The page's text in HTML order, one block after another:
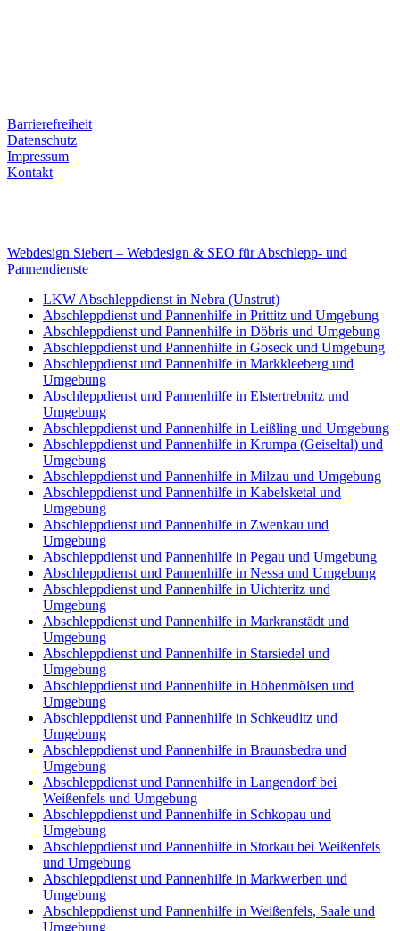
Barrierefreiheit
Datenschutz
Impressum
Kontakt
Webdesign Siebert – Webdesign & SEO für Abschlepp- und
Pannendienste
LKW Abschleppdienst in Nebra (Unstrut)
Abschleppdienst und Pannenhilfe in Prittitz und Umgebung
Abschleppdienst und Pannenhilfe in Döbris und Umgebung
Abschleppdienst und Pannenhilfe in Goseck und Umgebung
Abschleppdienst und Pannenhilfe in Markkleeberg und
Umgebung
Abschleppdienst und Pannenhilfe in Elstertrebnitz und
Umgebung
Abschleppdienst und Pannenhilfe in Leißling und Umgebung
Abschleppdienst und Pannenhilfe in Krumpa (Geiseltal) und
Umgebung
Abschleppdienst und Pannenhilfe in Milzau und Umgebung
Abschleppdienst und Pannenhilfe in Kabelsketal und
Umgebung
Abschleppdienst und Pannenhilfe in Zwenkau und
Umgebung
Abschleppdienst und Pannenhilfe in Pegau und Umgebung
Abschleppdienst und Pannenhilfe in Nessa und Umgebung
Abschleppdienst und Pannenhilfe in Uichteritz und
Umgebung
Abschleppdienst und Pannenhilfe in Markranstädt und
Umgebung
Abschleppdienst und Pannenhilfe in Starsiedel und
Umgebung
Abschleppdienst und Pannenhilfe in Hohenmölsen und
Umgebung
Abschleppdienst und Pannenhilfe in Schkeuditz und
Umgebung
Abschleppdienst und Pannenhilfe in Braunsbedra und
Umgebung
Abschleppdienst und Pannenhilfe in Langendorf bei
Weißenfels und Umgebung
Abschleppdienst und Pannenhilfe in Schkopau und
Umgebung
Abschleppdienst und Pannenhilfe in Storkau bei Weißenfels
und Umgebung
Abschleppdienst und Pannenhilfe in Markwerben und
Umgebung
Abschleppdienst und Pannenhilfe in Weißenfels, Saale und
Umgebung